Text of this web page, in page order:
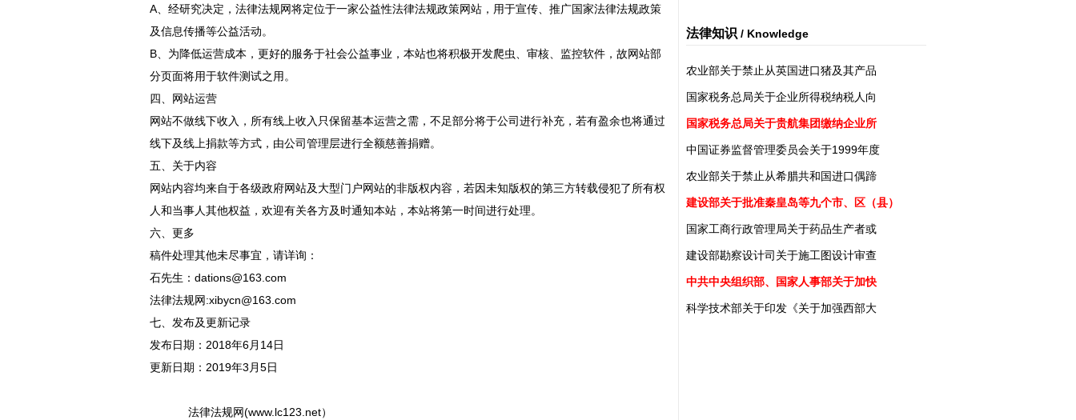
A、经研究决定，法律法规网将定位于一家公益性法律法规政策网站，用于宣传、推广国家法律法规政策
及信息传播等公益活动。
B、为降低运营成本，更好的服务于社会公益事业，本站也将积极开发爬虫、审核、监控软件，故网站部
分页面将用于软件测试之用。
四、网站运营
网站不做线下收入，所有线上收入只保留基本运营之需，不足部分将于公司进行补充，若有盈余也将通过
线下及线上捐款等方式，由公司管理层进行全额慈善捐赠。
五、关于内容
网站内容均来自于各级政府网站及大型门户网站的非版权内容，若因未知版权的第三方转载侵犯了所有权
人和当事人其他权益，欢迎有关各方及时通知本站，本站将第一时间进行处理。
六、更多
稿件处理其他未尽事宜，请详询：
石先生：dations@163.com
法律法规网:xibycn@163.com
七、发布及更新记录
发布日期：2018年6月14日
更新日期：2019年3月5日
法律法规网(www.lc123.net）
法律知识 / Knowledge
农业部关于禁止从英国进口猪及其产品
国家税务总局关于企业所得税纳税人向
国家税务总局关于贵航集团缴纳企业所
中国证券监督管理委员会关于1999年度
农业部关于禁止从希腊共和国进口偶蹄
建设部关于批准秦皇岛等九个市、区（县）
国家工商行政管理局关于药品生产者或
建设部勘察设计司关于施工图设计审查
中共中央组织部、国家人事部关于加快
科学技术部关于印发《关于加强西部大